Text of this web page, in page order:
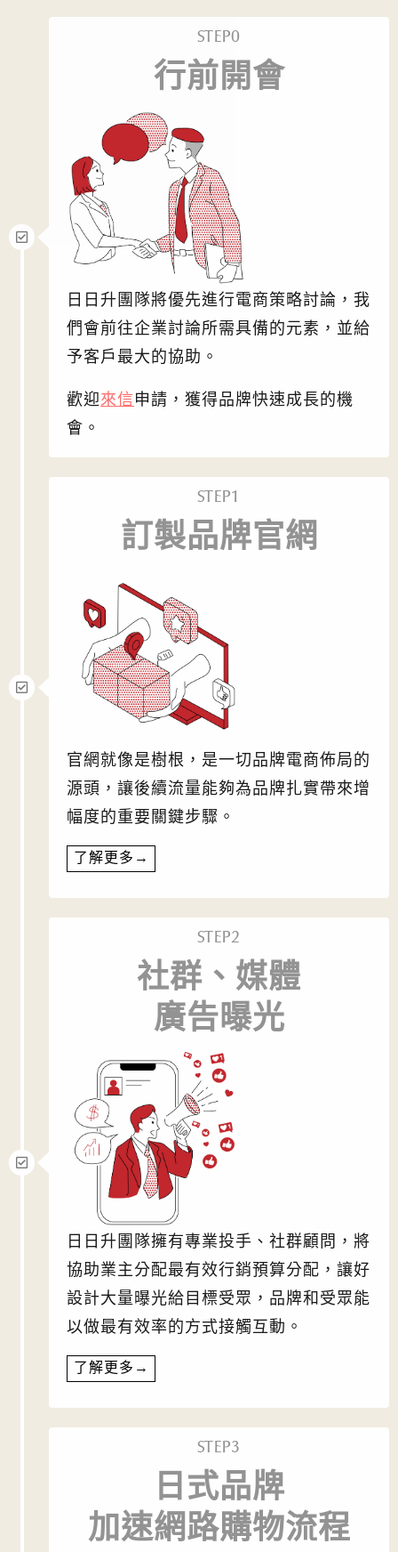
STEP0
行前開會
日日升團隊將優先進行電商策略討論，我
們會前往企業討論所需具備的元素，並給
予客戶最大的協助。
歡迎來信申請，獲得品牌快速成長的機
會。
STEP1
訂製品牌官網
官網就像是樹根，是一切品牌電商佈局的
源頭，讓後續流量能夠為品牌扎實帶來增
幅度的重要關鍵步驟。
了解更多→
STEP2
社群、媒體
廣告曝光
日日升團隊擁有專業投手、社群顧問，將
協助業主分配最有效行銷預算分配，讓好
設計大量曝光給目標受眾，品牌和受眾能
以做最有效率的方式接觸互動。
了解更多→
STEP3
日式品牌
加速網路購物流程